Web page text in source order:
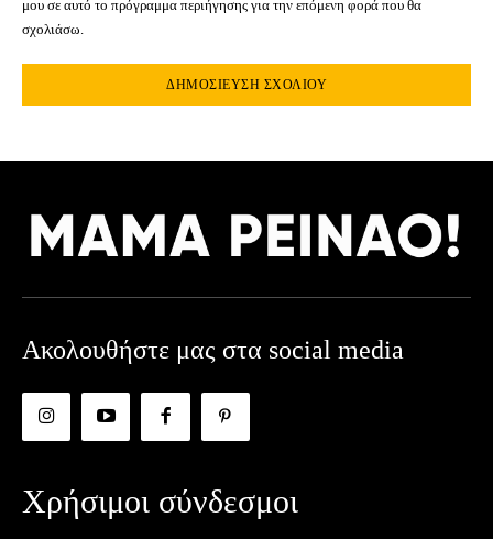
μου σε αυτό το πρόγραμμα περιήγησης για την επόμενη φορά που θα
σχολιάσω.
Ακολουθήστε μας στα social media
Χρήσιμοι σύνδεσμοι